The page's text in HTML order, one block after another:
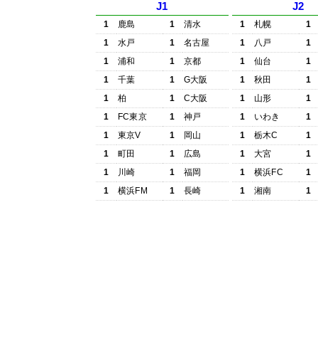
J1
1 鹿島 1
清水
1
水戸 1
名古屋
1
浦和 1
京都
1
千葉 1
G大阪
1
柏 1
C大阪
1
FC東京 1
神戸
1
東京V 1
岡山
1
町田 1
広島
1
川崎 1
福岡
1
横浜FM 1 長崎
J2
1 札幌
1
1
八戸
1
1
仙台
1
1
秋田
1
1
山形
1
1
いわき
1
1
栃木C
1
1
大宮
1
1
横浜FC
1
1
湘南 1